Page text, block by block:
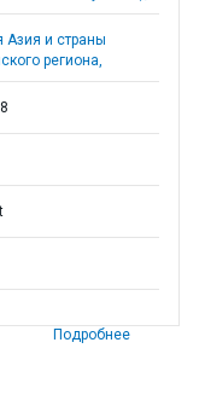
Азия и страны
региона,
Подробнее